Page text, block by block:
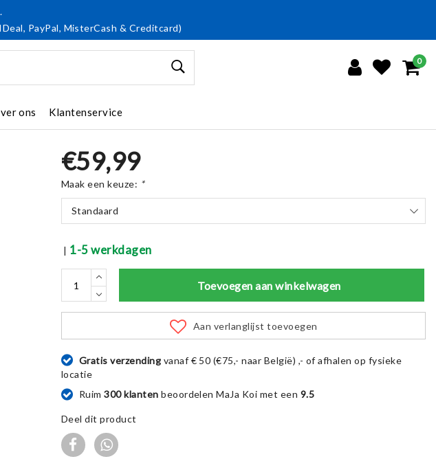
PayPal, MisterCash & Creditcard)
0
ons Klantenservice
€59,99
Maak een keuze: *
Standaard
| 1-5 werkdagen
Toevoegen aan winkelwagen
Aan verlanglijst toevoegen
Gratis verzending vanaf € 50 (€75,- naar België) ,- of afhalen op fysieke
locatie
Ruim300 klanten beoordelen MaJa Koi met een 9.5
Deel dit product